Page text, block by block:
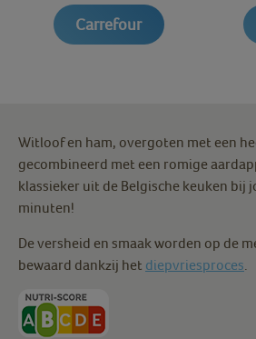
Carrefour
Witloof en ham, overgoten met een
gecombineerd met een romige
klassieker uit de Belgische keuken bij
minuten!
De versheid en smaak worden op de
bewaard dankzij het diepvriesproces